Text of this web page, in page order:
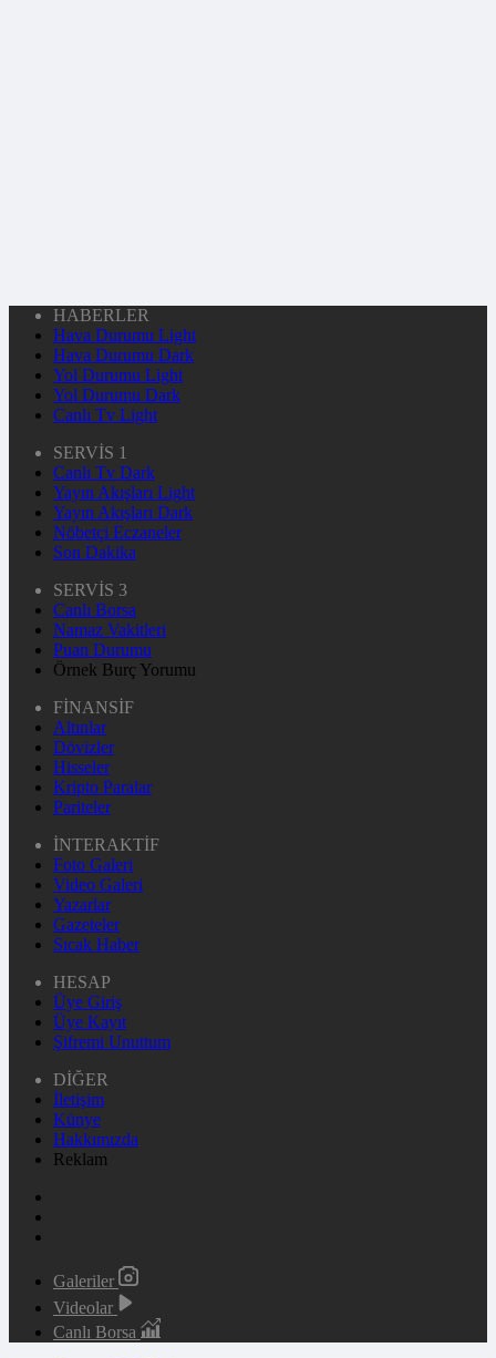
HABERLER
Hava Durumu Light
Hava Durumu Dark
Yol Durumu Light
Yol Durumu Dark
Canlı Tv Light
SERVİS 1
Canlı Tv Dark
Yayın Akışları Light
Yayın Akışları Dark
Nöbetçi Eczaneler
Son Dakika
SERVİS 3
Canlı Borsa
Namaz Vakitleri
Puan Durumu
Örnek Burç Yorumu
FİNANSİF
Altınlar
Dövizler
Hisseler
Kripto Paralar
Pariteler
İNTERAKTİF
Foto Galeri
Video Galeri
Yazarlar
Gazeteler
Sıcak Haber
HESAP
Üye Giriş
Üye Kayıt
Şifremi Unuttum
DİĞER
İletişim
Künye
Hakkımızda
Reklam
Galeriler
Videolar
Canlı Borsa